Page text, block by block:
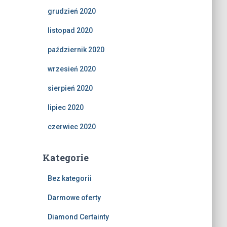
grudzień 2020
listopad 2020
październik 2020
wrzesień 2020
sierpień 2020
lipiec 2020
czerwiec 2020
Kategorie
Bez kategorii
Darmowe oferty
Diamond Certainty